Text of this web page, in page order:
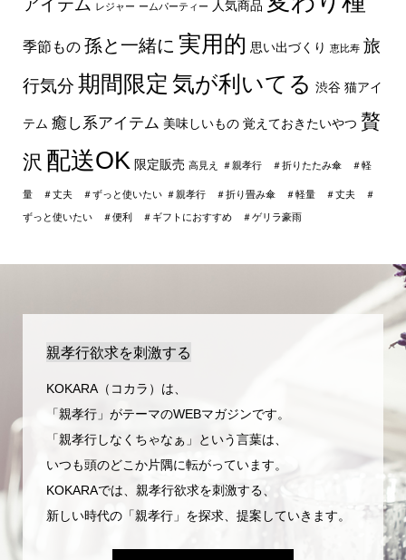
レジャー ームパーティー 人気商品
季節もの 孫と一緒に 実用的 思い出づくり 恵比寿 旅
行気分 期間限定 気が利いてる 渋谷 猫アイ
テム 癒し系アイテム 美味しいもの 覚えておきたいやつ 贅
沢 配送OK 限定販売 高見え ＃親孝行 ＃折りたたみ傘 ＃軽
量 ＃丈夫 ＃ずっと使いたい ＃親孝行 ＃折り畳み傘 ＃軽量 ＃丈夫 ＃
ずっと使いたい ＃便利 ＃ギフトにおすすめ ＃ゲリラ豪雨
親孝行欲求を刺激する
KOKARA（コカラ）は、
「親孝行」がテーマのWEBマガジンです。
「親孝行しなくちゃなぁ」という言葉は、
いつも頭のどこか片隅に転がっています。
KOKARAでは、親孝行欲求を刺激する、
新しい時代の「親孝行」を探求、提案していきます。